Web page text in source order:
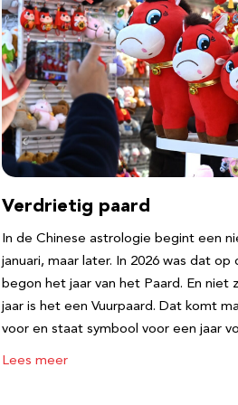
Verdrietig paard
In de Chinese astrologie begint een
januari, maar later. In 2026 was dat op
begon het jaar van het Paard. En niet
jaar is het een Vuurpaard. Dat komt
voor en staat symbool voor een jaar
Lees meer